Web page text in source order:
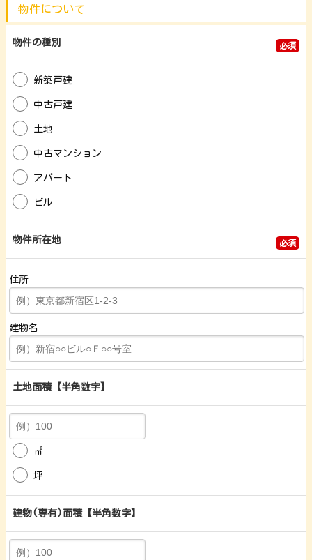
物件について
必須
物件の種別
新築戸建
中古戸建
土地
中古マンション
アパート
ビル
必須
物件所在地
住所
建物名
土地面積【半角数字】
㎡
坪
建物(専有)面積【半角数字】